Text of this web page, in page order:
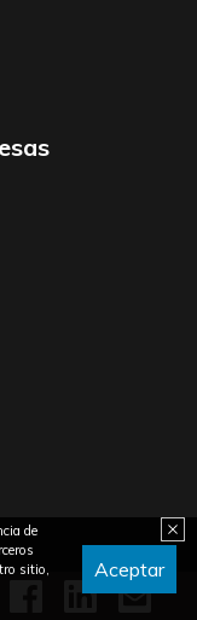
de
sitio,
Aceptar